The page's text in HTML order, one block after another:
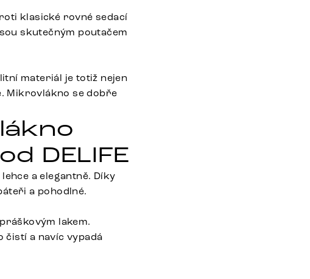
klasické rovné sedací
skutečným poutačem
materiál je totiž nejen
Mikrovlákno se dobře
DELIFE
a elegantně. Díky
a pohodlné.
lakem.
čistí a navíc vypadá